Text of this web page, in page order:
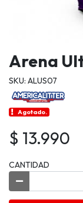
Arena
SKU: ALUS07
Agotado.
$ 13.990
CANTIDAD